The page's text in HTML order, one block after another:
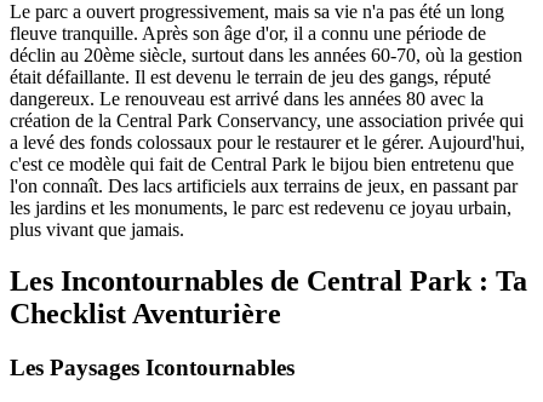
Le parc a ouvert progressivement, mais sa vie n'a pas été un long
fleuve tranquille. Après son âge d'or, il a connu une période de
déclin au 20ème siècle, surtout dans les années 60-70, où la gestion
était défaillante. Il est devenu le terrain de jeu des gangs, réputé
dangereux. Le renouveau est arrivé dans les années 80 avec la
création de la Central Park Conservancy, une association privée qui
a levé des fonds colossaux pour le restaurer et le gérer. Aujourd'hui,
c'est ce modèle qui fait de Central Park le bijou bien entretenu que
l'on connaît. Des lacs artificiels aux terrains de jeux, en passant par
les jardins et les monuments, le parc est redevenu ce joyau urbain,
plus vivant que jamais.
Les Incontournables de Central Park : Ta
Checklist Aventurière
Les Paysages Icontournables